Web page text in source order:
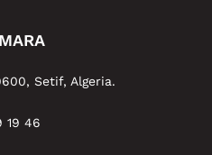
Setif, Algeria.
19 46